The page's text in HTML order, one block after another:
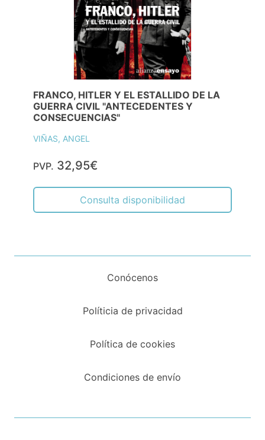
FRANCO, HITLER Y EL ESTALLIDO DE LA
GUERRA CIVIL "ANTECEDENTES Y
CONSECUENCIAS"
VIÑAS, ANGEL
PVP. 32,95€
Consulta disponibilidad
Conócenos
Políticia de privacidad
Política de cookies
Condiciones de envío